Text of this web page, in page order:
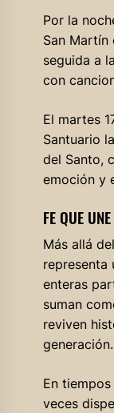
Por la
San Martín
seguida a
con
El martes
Santuario
del Santo,
emoción y
FE QUE UNE
Más allá
representa
enteras
suman
reviven
generación.
En
veces